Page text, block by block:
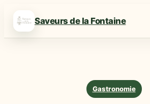
Saveurs de la Fontaine
Gastronomie